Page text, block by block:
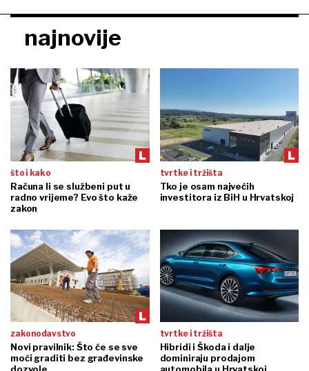
najnovije
što i kako
Računa li se službeni put u
radno vrijeme? Evo što kaže
zakon
tvrtke i tržišta
Tko je osam najvećih
investitora iz BiH u Hrvatskoj
zakonodavstvo
Novi pravilnik: Što će se sve
moći graditi bez građevinske
tvrtke i tržišta
Hibridi i Škoda i dalje
dominiraju prodajom